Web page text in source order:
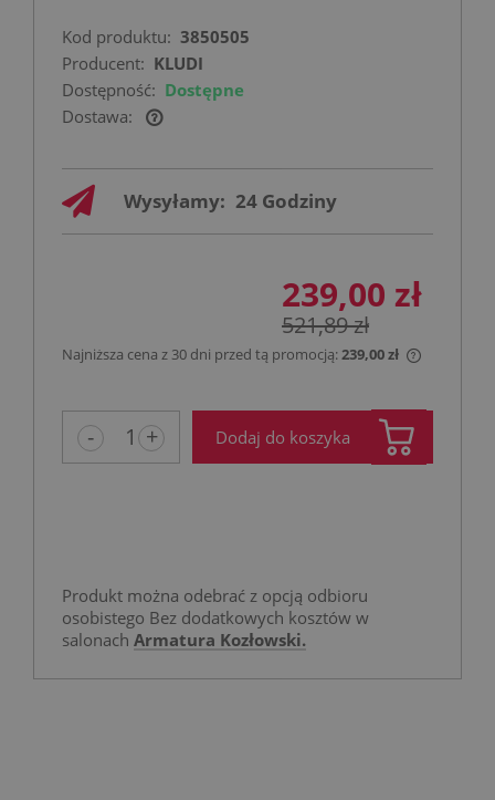
Kod produktu: 3850505
Producent: KLUDI
Dostępność: Dostępne
Dostawa:
Cena nie zawiera ewentualnych kosztów
Wysyłamy: 24 Godziny
239,00 zł
521,89 zł
Najniższa cena z 30 dni przed tą promocją:239,00 zł
- + Dodaj do koszyka
Produkt można odebrać z opcją odbioru
osobistego Bez dodatkowych kosztów w
salonach Armatura Kozłowski.